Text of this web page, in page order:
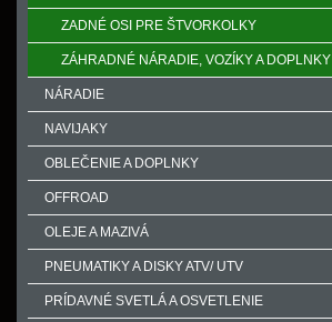
ZADNÉ OSI PRE ŠTVORKOLKY
ZÁHRADNÉ NÁRADIE, VOZÍKY A DOPLNKY
NÁRADIE
NAVIJAKY
OBLEČENIE A DOPLNKY
OFFROAD
OLEJE A MAZIVÁ
PNEUMATIKY A DISKY ATV/ UTV
PRÍDAVNÉ SVETLÁ A OSVETLENIE